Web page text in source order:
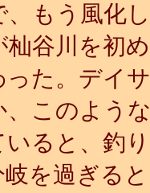
もう風化
杣谷川を初
った。デイ
、このよう
ると、釣
を過ぎる